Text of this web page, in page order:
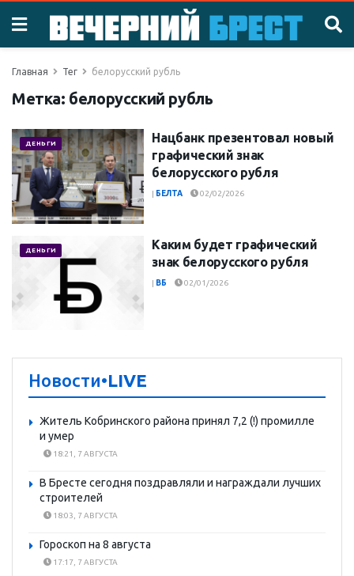
Главная Тег белорусский рубль
Метка: белорусский рубль
ДЕНЬГИ
Нацбанк презентовал новый
графический знак
белорусского рубля
| БЕЛТА 02/02/2026
ДЕНЬГИ
Каким будет графический
знак белорусского рубля
| ВБ 02/01/2026
Новости•LIVE
Житель Кобринского района принял 7,2 (!) промилле
и умер
18:21, 7 АВГУСТА
В Бресте сегодня поздравляли и награждали лучших
строителей
18:03, 7 АВГУСТА
Гороскоп на 8 августа
17:17, 7 АВГУСТА